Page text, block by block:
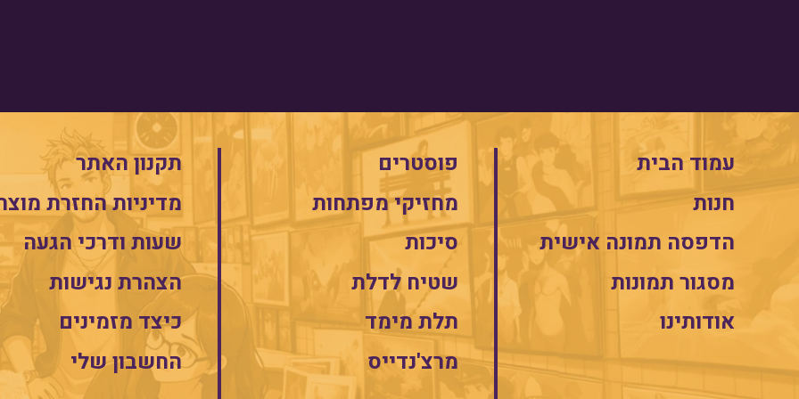
עמוד הבית
חנות
הדפסה תמונה אישית
מסגור תמונות
אודותינו
פוסטרים
מחזיקי מפתחות
סיכות
שטיח לדלת
תלת מימד
מרצ'נדייס
תקנון האתר
מדיניות החזרת
שעות ודרכי הגעה
הצהרת נגישות
כיצד מזמינים
החשבון שלי